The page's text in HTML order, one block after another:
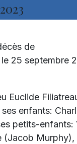
2023
de
25 septembre
Euclide
enfants:
petits-
(Jacob